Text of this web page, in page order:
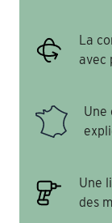
La
avec
Une
Une
des